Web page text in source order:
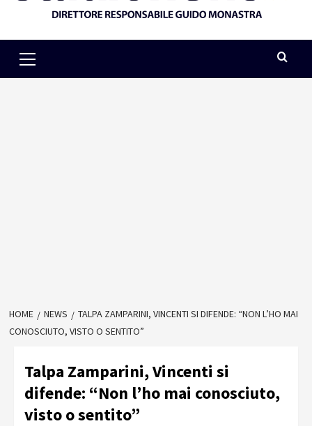
Menu
HOME NEWS
TALPA ZAMPARINI, VINCENTI SI DIFENDE: “NON L’HO MAI
CONOSCIUTO, VISTO O SENTITO”
Talpa Zamparini, Vincenti si
difende: “Non l’ho mai conosciuto,
visto o sentito”